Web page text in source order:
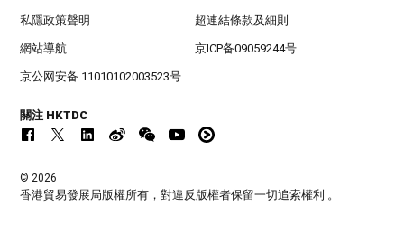
私隱政策聲明 超連結條款及細則
網站導航 京ICP备09059244号
京公网安备 11010102003523号
關注 HKTDC
© 2026
香港貿易發展局版權所有，對違反版權者保留一切追索權利 。